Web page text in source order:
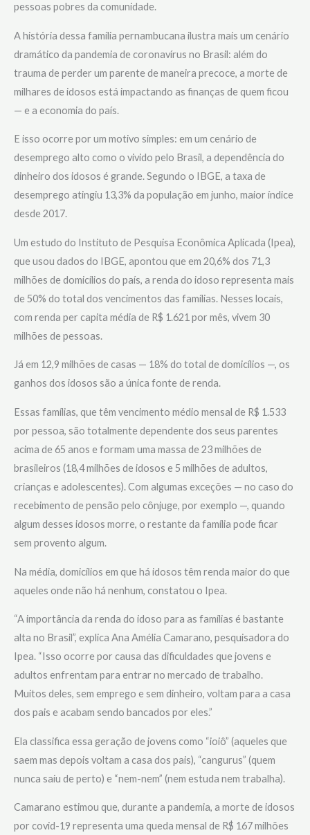
pessoas pobres da comunidade.
A história dessa família pernambucana ilustra mais um cenário
dramático da pandemia de coronavírus no Brasil: além do
trauma de perder um parente de maneira precoce, a morte de
milhares de idosos está impactando as finanças de quem ficou
— e a economia do país.
E isso ocorre por um motivo simples: em um cenário de
desemprego alto como o vivido pelo Brasil, a dependência do
dinheiro dos idosos é grande. Segundo o IBGE, a taxa de
desemprego atingiu 13,3% da população em junho, maior índice
desde 2017.
Um estudo do Instituto de Pesquisa Econômica Aplicada (Ipea),
que usou dados do IBGE, apontou que em 20,6% dos 71,3
milhões de domicílios do país, a renda do idoso representa mais
de 50% do total dos vencimentos das famílias. Nesses locais,
com renda per capita média de R$ 1.621 por mês, vivem 30
milhões de pessoas.
Já em 12,9 milhões de casas — 18% do total de domicílios —, os
ganhos dos idosos são a única fonte de renda.
Essas famílias, que têm vencimento médio mensal de R$ 1.533
por pessoa, são totalmente dependente dos seus parentes
acima de 65 anos e formam uma massa de 23 milhões de
brasileiros (18,4 milhões de idosos e 5 milhões de adultos,
crianças e adolescentes). Com algumas exceções — no caso do
recebimento de pensão pelo cônjuge, por exemplo —, quando
algum desses idosos morre, o restante da família pode ficar
sem provento algum.
Na média, domicílios em que há idosos têm renda maior do que
aqueles onde não há nenhum, constatou o Ipea.
“A importância da renda do idoso para as famílias é bastante
alta no Brasil”, explica Ana Amélia Camarano, pesquisadora do
Ipea. “Isso ocorre por causa das dificuldades que jovens e
adultos enfrentam para entrar no mercado de trabalho.
Muitos deles, sem emprego e sem dinheiro, voltam para a casa
dos pais e acabam sendo bancados por eles.”
Ela classifica essa geração de jovens como “ioiô” (aqueles que
saem mas depois voltam a casa dos pais), “cangurus” (quem
nunca saiu de perto) e “nem-nem” (nem estuda nem trabalha).
Camarano estimou que, durante a pandemia, a morte de idosos
por covid-19 representa uma queda mensal de R$ 167 milhões